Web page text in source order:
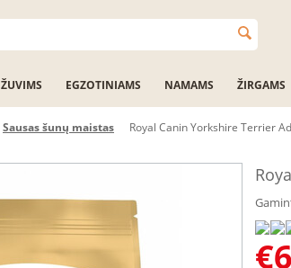
ŽUVIMS EGZOTINIAMS NAMAMS ŽIRGAMS
Sausas šunų maistas Royal Canin Yorkshire Terrier
€